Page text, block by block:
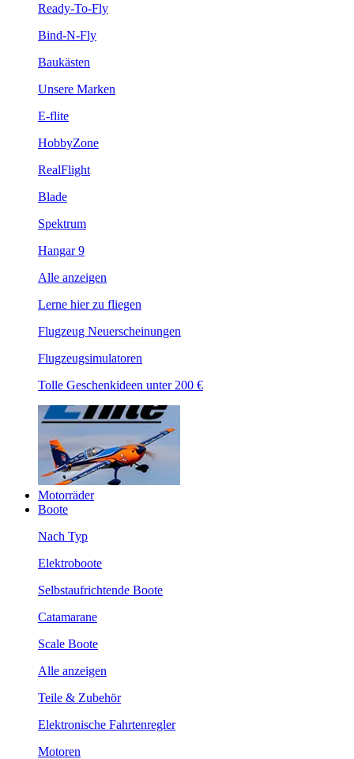
Ready-To-Fly
Bind-N-Fly
Baukästen
Unsere Marken
E-flite
HobbyZone
RealFlight
Blade
Spektrum
Hangar 9
Alle anzeigen
Lerne hier zu fliegen
Flugzeug Neuerscheinungen
Flugzeugsimulatoren
Tolle Geschenkideen unter 200 €
Motorräder
Boote
Nach Typ
Elektroboote
Selbstaufrichtende Boote
Catamarane
Scale Boote
Alle anzeigen
Teile & Zubehör
Elektronische Fahrtenregler
Motoren